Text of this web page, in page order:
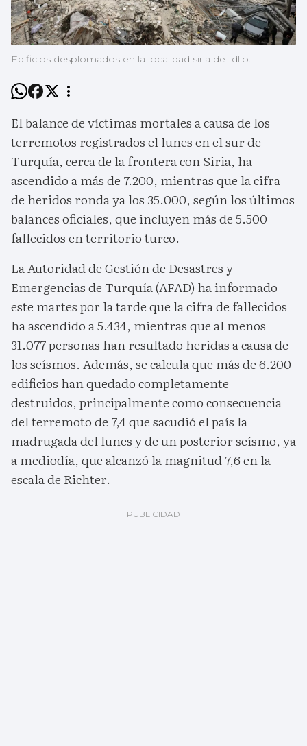
Edificios desplomados en la localidad siria de Idlib.
El balance de víctimas mortales a causa de los
terremotos registrados el lunes en el sur de
Turquía, cerca de la frontera con Siria, ha
ascendido a más de 7.200, mientras que la cifra
de heridos ronda ya los 35.000, según los últimos
balances oficiales, que incluyen más de 5.500
fallecidos en territorio turco.
La Autoridad de Gestión de Desastres y
Emergencias de Turquía (AFAD) ha informado
este martes por la tarde que la cifra de fallecidos
ha ascendido a 5.434, mientras que al menos
31.077 personas han resultado heridas a causa de
los seísmos. Además, se calcula que más de 6.200
edificios han quedado completamente
destruidos, principalmente como consecuencia
del terremoto de 7,4 que sacudió el país la
madrugada del lunes y de un posterior seísmo, ya
a mediodía, que alcanzó la magnitud 7,6 en la
escala de Richter.